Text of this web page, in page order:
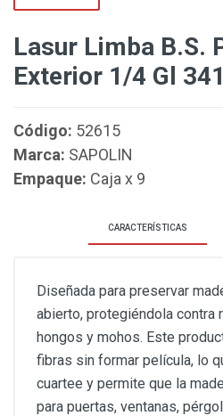
Lasur Limba B.S.
Exterior 1/4 Gl
Código: 52615
Marca: SAPOLIN
Empaque: Caja x 9
CARACTERÍSTICAS
Diseñada para preservar
abierto, protegiéndola contra
hongos y mohos. Este
fibras sin formar película, lo
cuartee y permite que la
para puertas, ventanas,